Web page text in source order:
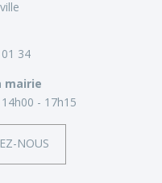
34
mairie
14h00 - 17h15
NOUS